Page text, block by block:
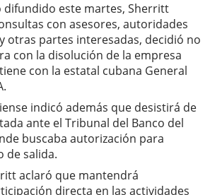
difundido este martes, Sherritt
con asesores, autoridades
otras partes interesadas, decidió no
con la disolución de la empresa
con la estatal cubana General
indicó además que desistirá de
ante el Tribunal del Banco del
buscaba autorización para
de salida.
aclaró que mantendrá
directa en las actividades